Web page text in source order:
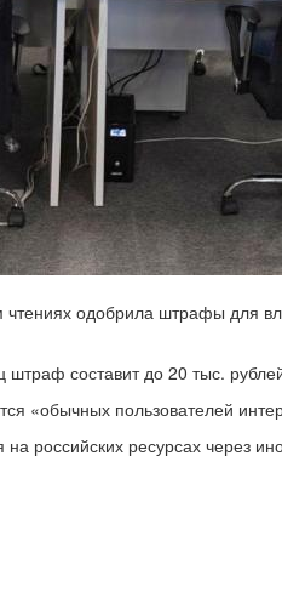
одобрила штрафы для
штраф составит до 20 тыс.
«обычных пользователей
на российских ресурсах